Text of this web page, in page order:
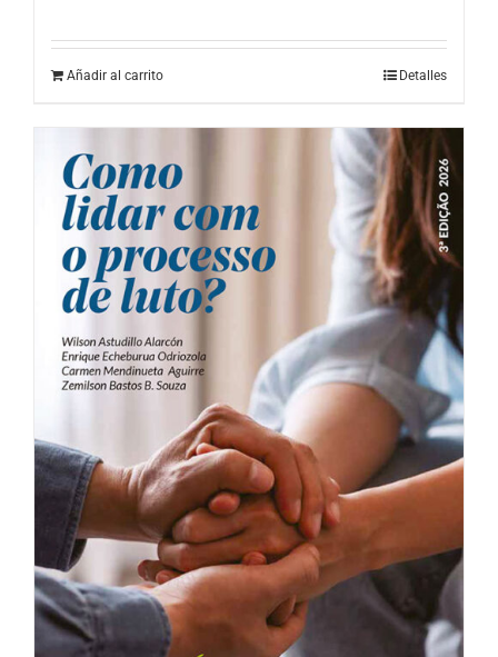
Añadir al carrito Detalles